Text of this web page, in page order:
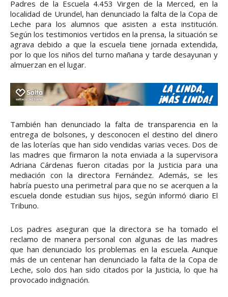
Padres de la Escuela 4.453 Virgen de la Merced, en la
localidad de Urundel, han denunciado la falta de la Copa de
Leche para los alumnos que asisten a esta institución.
Según los testimonios vertidos en la prensa, la situación se
agrava debido a que la escuela tiene jornada extendida,
por lo que los niños del turno mañana y tarde desayunan y
almuerzan en el lugar.
También han denunciado la falta de transparencia en la
entrega de bolsones, y desconocen el destino del dinero
de las loterías que han sido vendidas varias veces. Dos de
las madres que firmaron la nota enviada a la supervisora
Adriana Cárdenas fueron citadas por la Justicia para una
mediación con la directora Fernández. Además, se les
habría puesto una perimetral para que no se acerquen a la
escuela donde estudian sus hijos, según informó diario El
Tribuno.
Los padres aseguran que la directora se ha tomado el
reclamo de manera personal con algunas de las madres
que han denunciado los problemas en la escuela. Aunque
más de un centenar han denunciado la falta de la Copa de
Leche, solo dos han sido citados por la Justicia, lo que ha
provocado indignación.